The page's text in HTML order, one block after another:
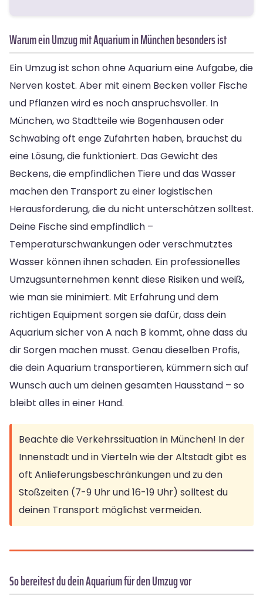
Warum ein Umzug mit Aquarium in München besonders ist
Ein Umzug ist schon ohne Aquarium eine Aufgabe, die
Nerven kostet. Aber mit einem Becken voller Fische
und Pflanzen wird es noch anspruchsvoller. In
München, wo Stadtteile wie Bogenhausen oder
Schwabing oft enge Zufahrten haben, brauchst du
eine Lösung, die funktioniert. Das Gewicht des
Beckens, die empfindlichen Tiere und das Wasser
machen den Transport zu einer logistischen
Herausforderung, die du nicht unterschätzen solltest.
Deine Fische sind empfindlich –
Temperaturschwankungen oder verschmutztes
Wasser können ihnen schaden. Ein professionelles
Umzugsunternehmen kennt diese Risiken und weiß,
wie man sie minimiert. Mit Erfahrung und dem
richtigen Equipment sorgen sie dafür, dass dein
Aquarium sicher von A nach B kommt, ohne dass du
dir Sorgen machen musst. Genau dieselben Profis,
die dein Aquarium transportieren, kümmern sich auf
Wunsch auch um deinen gesamten Hausstand – so
bleibt alles in einer Hand.
Beachte die Verkehrssituation in München! In der
Innenstadt und in Vierteln wie der Altstadt gibt es
oft Anlieferungsbeschränkungen und zu den
Stoßzeiten (7-9 Uhr und 16-19 Uhr) solltest du
deinen Transport möglichst vermeiden.
So bereitest du dein Aquarium für den Umzug vor